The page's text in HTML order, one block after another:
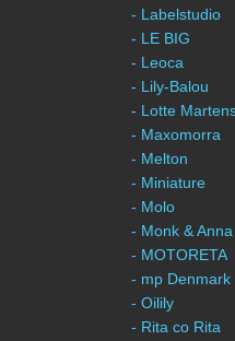
- Labelstudio
- LE BIG
- Leoca
- Lily-Balou
- Lotte
- Maxomorra
- Melton
- Miniature
- Molo
- Monk & Anna
- MOTORETA
- mp Denmark
- Oilily
- Rita co Rita